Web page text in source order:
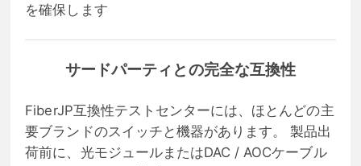
を確保します
サードパーティとの完全な互換性
FiberJP互換性テストセンターには、ほとんどの主
要ブランドのスイッチと機器があります。 製品出
荷前に、光モジュールまたはDAC / AOCケーブル